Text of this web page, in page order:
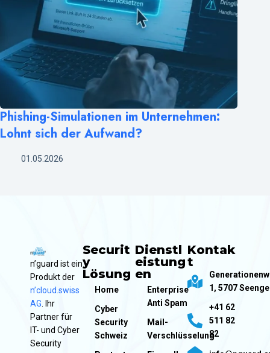
Phishing-Simulationen im Unternehmen:
Lohnt sich der Aufwand?
01.05.2026
n’guard ist ein
Produkt der
n’cloud.swiss
AG . Ihr
Partner für
IT- und Cyber
Security
Securit
y
Lösung
Home
Cyber
Security
Schweiz
Dienstl
eistung
en
Enterprise
Anti Spam
Mail-
Verschlüsselung
Kontak
t
1, 5707
+41 62
511 82
82